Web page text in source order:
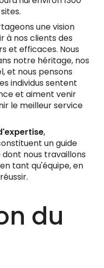
une vision
à nos clients des
et efficaces. Nous
notre héritage, nos
et nous pensons
individus sentent
et aiment venir
le meilleur service
,
un guide
nous travaillons
tant qu'équipe, en
du